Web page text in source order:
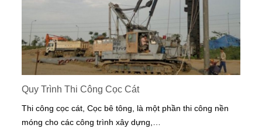
Quy Trình Thi Công Cọc Cát
Thi công cọc cát, Cọc bê tông, là một phần thi công nền
móng cho các công trình xây dựng,…